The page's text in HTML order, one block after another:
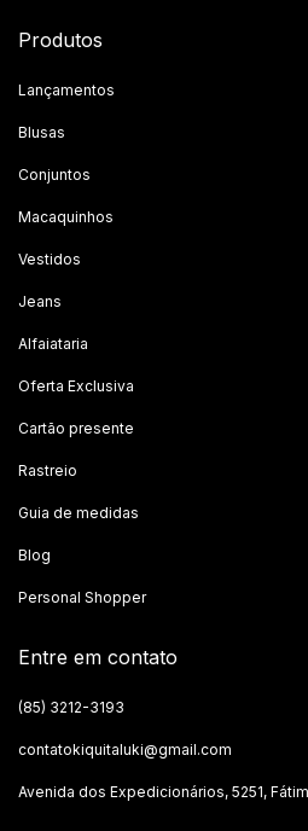
Produtos
Lançamentos
Blusas
Conjuntos
Macaquinhos
Vestidos
Jeans
Alfaiataria
Oferta Exclusiva
Cartão presente
Rastreio
Guia de medidas
Blog
Personal Shopper
Entre em contato
(85) 3212-3193
contatokiquitaluki@gmail.com
Avenida dos Expedicionários, 5251,